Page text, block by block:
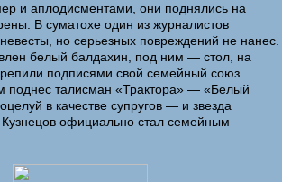
и аплодисментами, они поднялись на
В суматохе один из журналистов
но серьезных повреждений не нанес.
белый балдахин, под ним — стол, на
подписями свой семейный союз.
поднес талисман «Трактора» — «Белый
в качестве супругов — и звезда
Кузнецов официально стал семейным